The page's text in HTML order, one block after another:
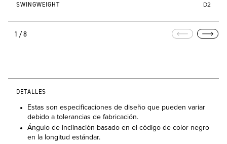
SWINGWEIGHT D2
1/8
DETALLES
Estas son especificaciones de diseño que pueden variar
debido a tolerancias de fabricación.
Ángulo de inclinación basado en el código de color negro
en la longitud estándar.